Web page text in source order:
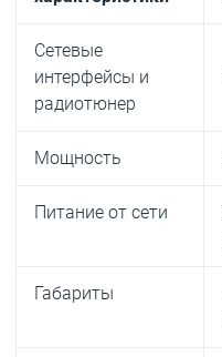
Сетевые
интерфейсы и
радиотюнер
Мощность
Питание от сети
Габариты